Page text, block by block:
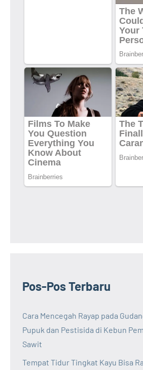
Pos-Pos Terbaru
Cara Mencegah Rayap pada
Pupuk dan Pestisida di Kebun
Sawit
Tempat Tidur Tingkat Kayu Bisa